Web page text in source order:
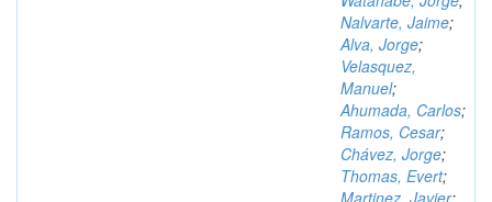
Nalvarte, Jaime;
Alva, Jorge;
Velasquez,
Manuel;
Ahumada, Carlos;
Ramos, Cesar;
Chávez, Jorge;
Thomas, Evert;
Martinez, Javier;